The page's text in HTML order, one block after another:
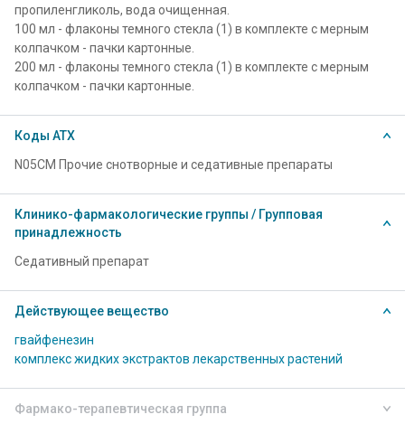
пропиленгликоль, вода очищенная.
100 мл - флаконы темного стекла (1) в комплекте с мерным
колпачком - пачки картонные.
200 мл - флаконы темного стекла (1) в комплекте с мерным
колпачком - пачки картонные.
Коды АТХ
N05CM Прочие снотворные и седативные препараты
Клинико-фармакологические группы / Групповая
принадлежность
Седативный препарат
Действующее вещество
гвайфенезин
комплекс жидких экстрактов лекарственных растений
Фармако-терапевтическая группа